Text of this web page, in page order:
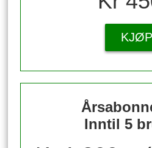
KJØP
Inntil 5